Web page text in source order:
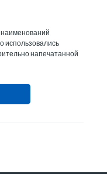
наименований
использовались
напечатанной